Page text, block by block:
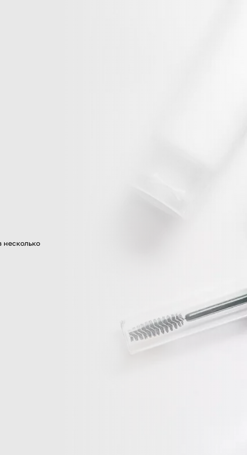
несколько